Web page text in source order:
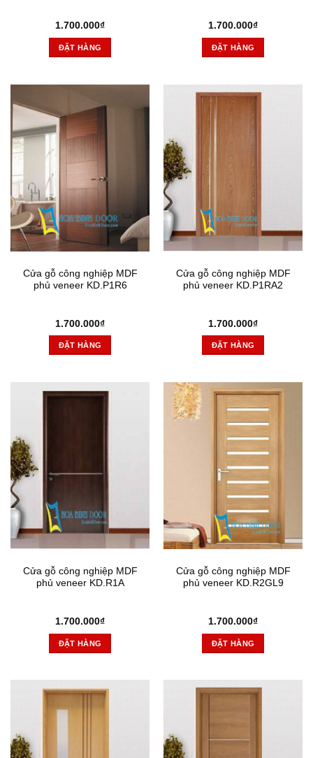
1.700.000₫
ĐẶT HÀNG
1.700.000₫
ĐẶT HÀNG
Cửa gỗ công nghiệp MDF
phủ veneer KD.P1R6
1.700.000₫
ĐẶT HÀNG
Cửa gỗ công nghiệp MDF
phủ veneer KD.P1RA2
1.700.000₫
ĐẶT HÀNG
Cửa gỗ công nghiệp MDF
phủ veneer KD.R1A
1.700.000₫
ĐẶT HÀNG
Cửa gỗ công nghiệp MDF
phủ veneer KD.R2GL9
1.700.000₫
ĐẶT HÀNG